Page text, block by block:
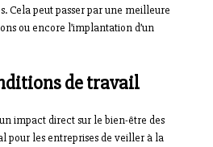
Cela peut passer par une meilleure
ou encore l’implantation d’un
de travail
impact direct sur le bien-être des
pour les entreprises de veiller à la